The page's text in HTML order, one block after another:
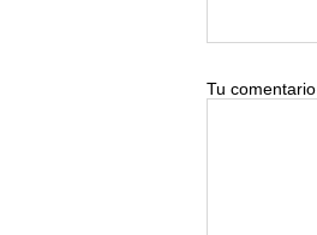
Tu comentario